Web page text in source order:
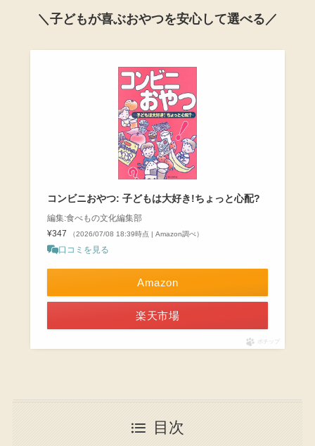
＼子どもが喜ぶおやつを安心して選べる／
コンビニおやつ: 子どもは大好き!ちょっと心配?
編集:食べもの文化編集部
¥347
（2026/07/08 18:39時点 | Amazon調べ）
口コミを見る
Amazon
楽天市場
ポチップ
目次